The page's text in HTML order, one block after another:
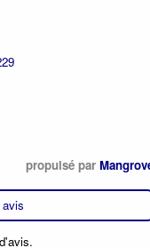
propulsé par